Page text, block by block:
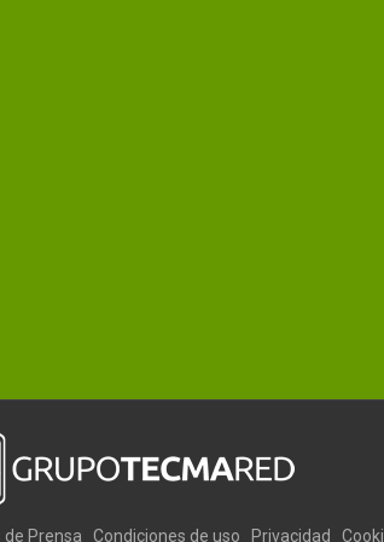
de Prensa Condiciones de uso Privacidad